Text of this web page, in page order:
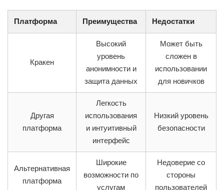
Платформа Преимущества Недостатки
Кракен
Высокий
уровень
анонимности и
защита данных
Может быть
сложен в
использовании
для новичков
Другая
платформа
Легкость
использования
и интуитивный
интерфейс
Низкий уровень
безопасности
Альтернативная
платформа
Широкие
возможности по
услугам
Недоверие со
стороны
пользователей